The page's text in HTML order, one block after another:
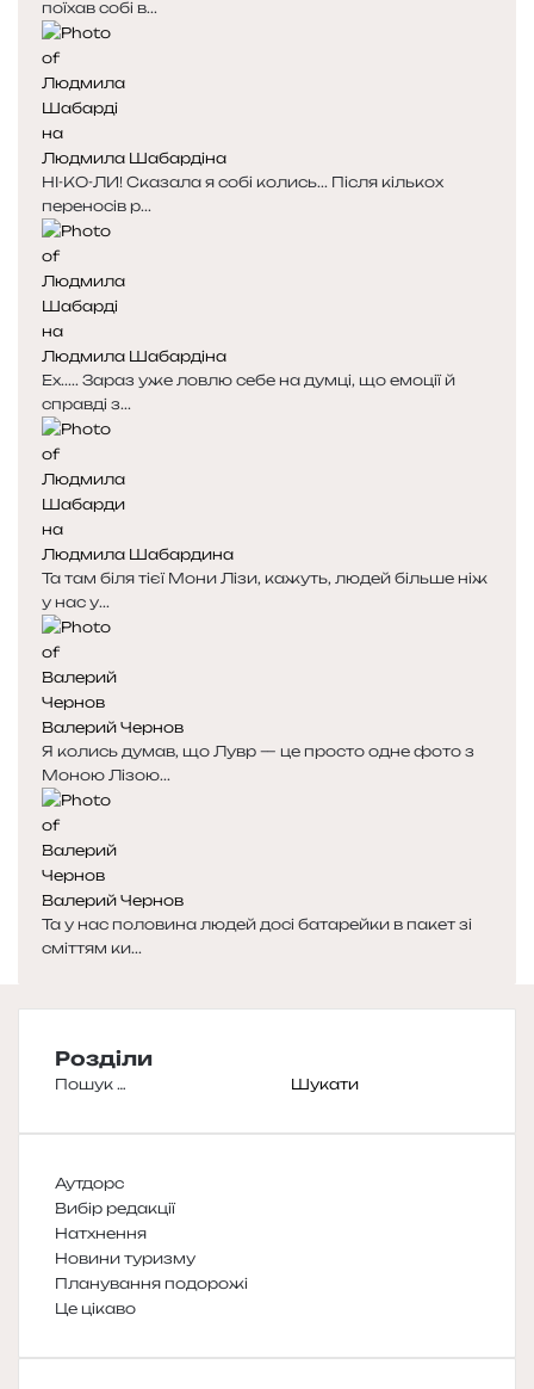
поїхав собі в...
Людмила Шабардіна
НІ-КО-ЛИ! Сказала я собі колись... Після кількох
переносів р...
Людмила Шабардіна
Ех..... Зараз уже ловлю себе на думці, що емоції й
справді з...
Людмила Шабардина
Та там біля тієї Мони Лізи, кажуть, людей більше ніж
у нас у...
Валерий Чернов
Я колись думав, що Лувр — це просто одне фото з
Моною Лізою...
Валерий Чернов
Та у нас половина людей досі батарейки в пакет зі
сміттям ки...
Розділи
Пошук:
Аутдорс
Вибір редакції
Натхнення
Новини туризму
Планування подорожі
Це цікаво